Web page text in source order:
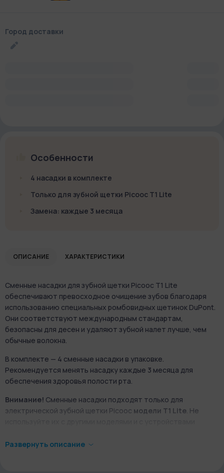
Город доставки
Особенности
4 насадки в комплекте
Только для зубной щетки Picooc T1 Lite
Замена: каждые 3 месяца
ОПИСАНИЕ ХАРАКТЕРИСТИКИ
Сменные насадки для зубной щетки Picooc T1 Lite
обеспечивают превосходное очищение зубов благодаря
использованию специальных ромбовидных щетинок DuPont.
Они соответствуют международным стандартам,
безопасны для десен и удаляют зубной налет лучше, чем
обычные волокна.
В комплекте — 4 сменные насадки в упаковке.
Рекомендуется менять насадку каждые 3 месяца для
обеспечения здоровья полости рта.
Внимание! Сменные насадки подходят только для
электрической зубной щетки Picooc модели T1 Lite. Не
Развернуть описание